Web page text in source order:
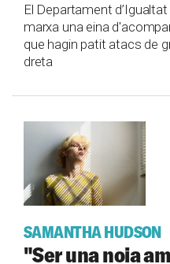
El Departament
marxa una eina
que hagin patit atacs de
dreta
SAMANTHA HUDSON
"Ser una noia